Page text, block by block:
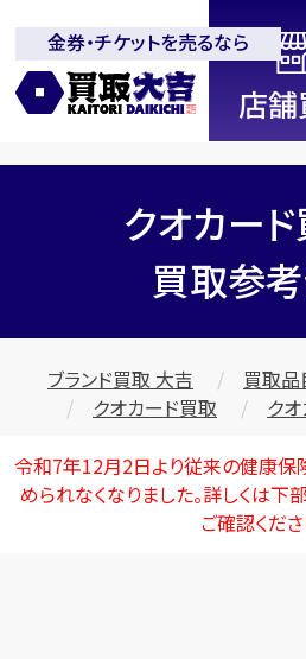
全国2200店舗以上展開中！
信
吉」
金券・チケットを売るなら
クオカー
買取参
ブランド買取 大吉 買取品
クオカード買取
ク
令和7年12月2日より従来の健康保
められなくなりました。詳しくは下
ご確認くださ